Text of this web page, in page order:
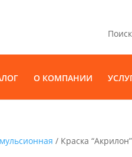
О КОМПАНИИ
/ Краска